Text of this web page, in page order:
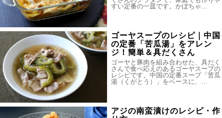
すい定番の一皿です。かぼちゃ…
ゴーヤスープのレシピ｜中国
の定番「苦瓜湯」をアレン
ジ！簡単＆具だくさん
ゴーヤと豚肉を組み合わせた、具だく
さんで食べ応えのあるゴーヤスープの
レシピです。中国の定番スープ「苦瓜
湯（くがとう）」をベースに、…
アジの南蛮漬けのレシピ・作